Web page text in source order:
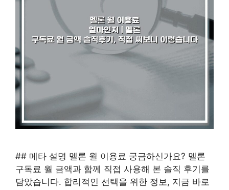
## 메타 설명 멜론 월 이용료 궁금하신가요? 멜론
구독료 월 금액과 함께 직접 사용해 본 솔직 후기를
담았습니다. 합리적인 선택을 위한 정보, 지금 바로